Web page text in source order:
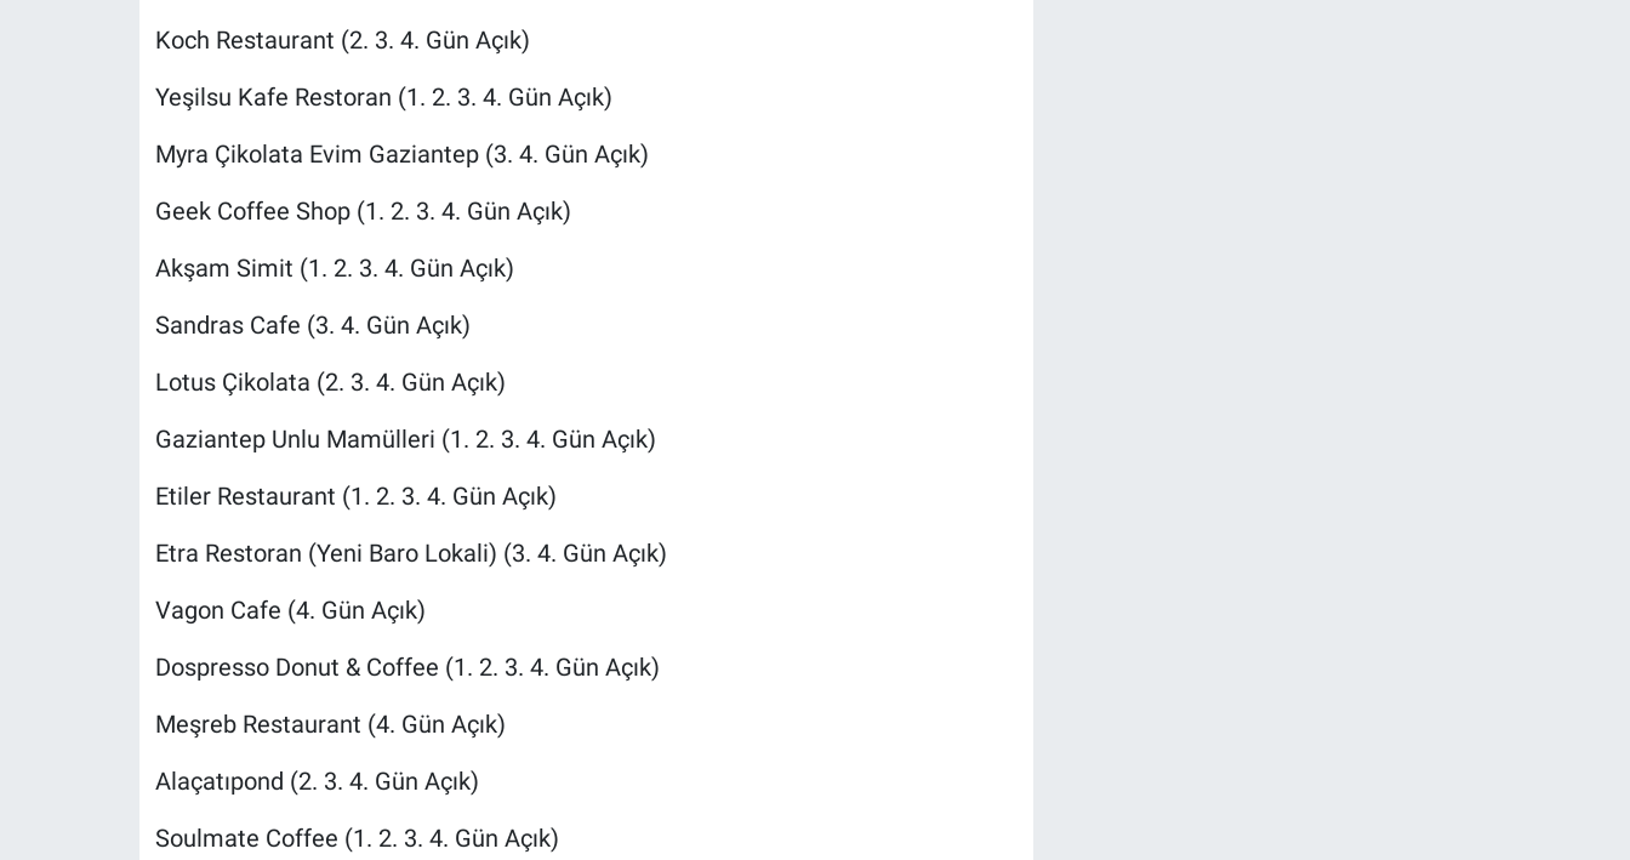
Koch Restaurant (2. 3. 4. Gün Açık)
Yeşilsu Kafe Restoran (1. 2. 3. 4. Gün Açık)
Myra Çikolata Evim Gaziantep (3. 4. Gün Açık)
Geek Coffee Shop (1. 2. 3. 4. Gün Açık)
Akşam Simit (1. 2. 3. 4. Gün Açık)
Sandras Cafe (3. 4. Gün Açık)
Lotus Çikolata (2. 3. 4. Gün Açık)
Gaziantep Unlu Mamülleri (1. 2. 3. 4. Gün Açık)
Etiler Restaurant (1. 2. 3. 4. Gün Açık)
Etra Restoran (Yeni Baro Lokali) (3. 4. Gün Açık)
Vagon Cafe (4. Gün Açık)
Dospresso Donut & Coffee (1. 2. 3. 4. Gün Açık)
Meşreb Restaurant (4. Gün Açık)
Alaçatıpond (2. 3. 4. Gün Açık)
Soulmate Coffee (1. 2. 3. 4. Gün Açık)